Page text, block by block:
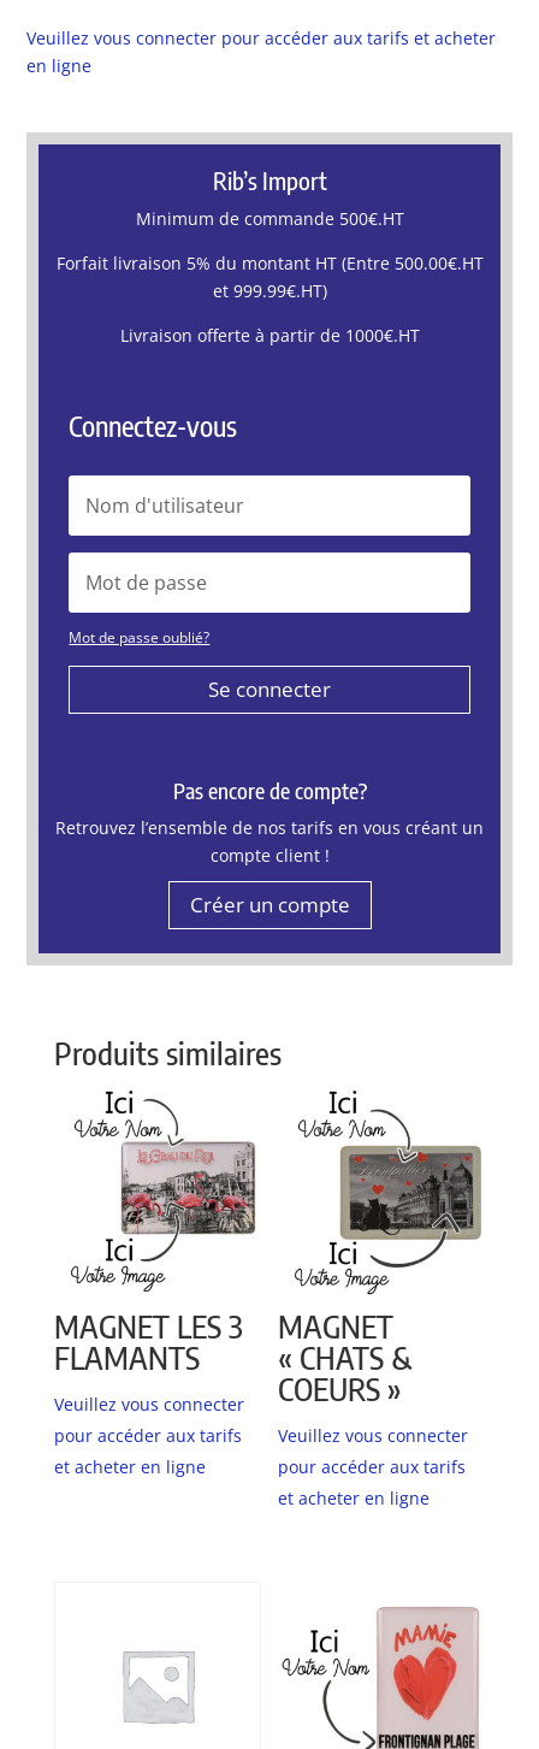
Veuillez vous connecter pour accéder aux tarifs et acheter
en ligne
Rib’s Import
Minimum de commande 500€.HT
Forfait livraison 5% du montant HT (Entre 500.00€.HT
et 999.99€.HT)
Livraison offerte à partir de 1000€.HT
Connectez-vous
Mot de passe oublié?
Se connecter
Pas encore de compte?
Retrouvez l’ensemble de nos tarifs en vous créant un
compte client !
Créer un compte
Produits similaires
MAGNET LES 3
FLAMANTS
Veuillez vous connecter
pour accéder aux tarifs
et acheter en ligne
MAGNET
« CHATS &
COEURS »
Veuillez vous connecter
pour accéder aux tarifs
et acheter en ligne